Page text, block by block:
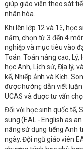
giúp giáo viên theo sát
nhân hóa.
Khi lên lớp 12 và 13, học
năm, chọn từ 3 đến 4
nghiệp và mục tiêu vào
Toán, Toán nâng cao, Lý,
học Anh, Lịch sử, Địa lý,
kế, Nhiếp ảnh và Kịch.
được hướng dẫn viết luận
UCAS và được tư vấn
Đối với học sinh quốc tế,
sung (EAL - English as
năng sử dụng tiếng Anh
ngày. Đội ngũ giáo viên